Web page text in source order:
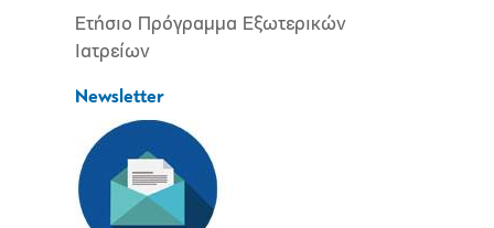
Ετήσιο Πρόγραμμα Εξωτερικών
Ιατρείων
Newsletter